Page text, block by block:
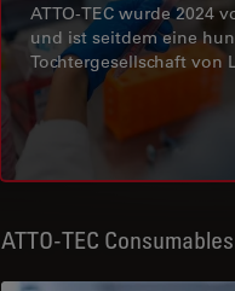
ATTO-TEC wurde 2024
und ist seitdem eine
Tochtergesellschaft von
ATTO-TEC Consumables